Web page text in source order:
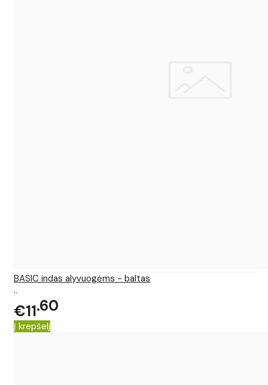
BASIC indas alyvuogėms - baltas
..
€11 60
Į krepšelį